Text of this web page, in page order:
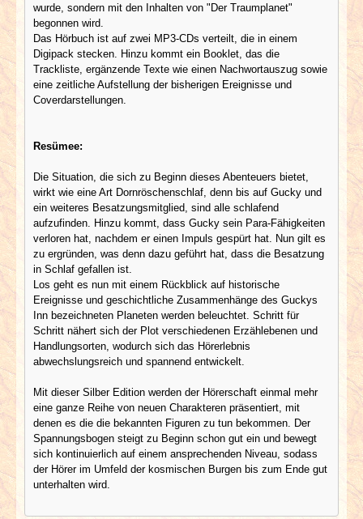
wurde, sondern mit den Inhalten von "Der Traumplanet"
begonnen wird.
Das Hörbuch ist auf zwei MP3-CDs verteilt, die in einem
Digipack stecken. Hinzu kommt ein Booklet, das die
Trackliste, ergänzende Texte wie einen Nachwortauszug sowie
eine zeitliche Aufstellung der bisherigen Ereignisse und
Coverdarstellungen.
Resümee:
Die Situation, die sich zu Beginn dieses Abenteuers bietet,
wirkt wie eine Art Dornröschenschlaf, denn bis auf Gucky und
ein weiteres Besatzungsmitglied, sind alle schlafend
aufzufinden. Hinzu kommt, dass Gucky sein Para-Fähigkeiten
verloren hat, nachdem er einen Impuls gespürt hat. Nun gilt es
zu ergründen, was denn dazu geführt hat, dass die Besatzung
in Schlaf gefallen ist.
Los geht es nun mit einem Rückblick auf historische
Ereignisse und geschichtliche Zusammenhänge des Guckys
Inn bezeichneten Planeten werden beleuchtet. Schritt für
Schritt nähert sich der Plot verschiedenen Erzählebenen und
Handlungsorten, wodurch sich das Hörerlebnis
abwechslungsreich und spannend entwickelt.
Mit dieser Silber Edition werden der Hörerschaft einmal mehr
eine ganze Reihe von neuen Charakteren präsentiert, mit
denen es die die bekannten Figuren zu tun bekommen. Der
Spannungsbogen steigt zu Beginn schon gut ein und bewegt
sich kontinuierlich auf einem ansprechenden Niveau, sodass
der Hörer im Umfeld der kosmischen Burgen bis zum Ende gut
unterhalten wird.